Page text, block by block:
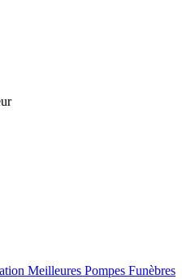
Meilleures Pompes Funèbres